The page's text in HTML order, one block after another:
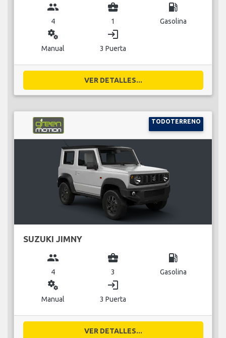
group
4
business_center
1
local_gas_station
Gasolina
miscellaneous_services
Manual
login
3 Puerta
VER DETALLES...
TODOTERRENO
SUZUKI JIMNY
group
4
business_center
3
local_gas_station
Gasolina
miscellaneous_services
Manual
login
3 Puerta
VER DETALLES...